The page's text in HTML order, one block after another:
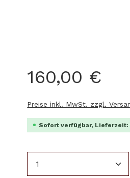
160,00 €
Preise inkl. MwSt. zzgl.
Sofort verfügbar, Lieferzeit:
Produkt Anzahl: